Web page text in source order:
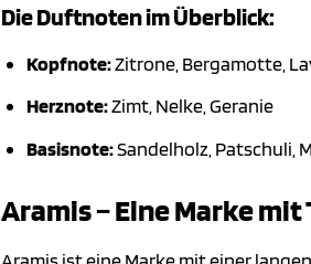
Die Duftnoten im Überblick:
Kopfnote:Zitrone, Bergamotte,
Herznote:Zimt, Nelke, Geranie
Basisnote:Sandelholz, Patschuli,
Aramis – Eine Marke